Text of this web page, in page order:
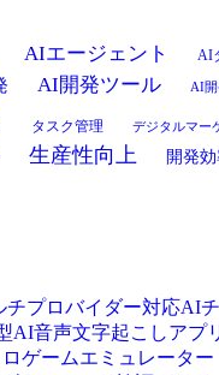
AIエージェント AI
AI開発ツール AI
タスク管理 デジタルマー
生産性向上 開発
チプロバイダー対応AI
AI音声文字起こしアプ
ゲームエミュレーター